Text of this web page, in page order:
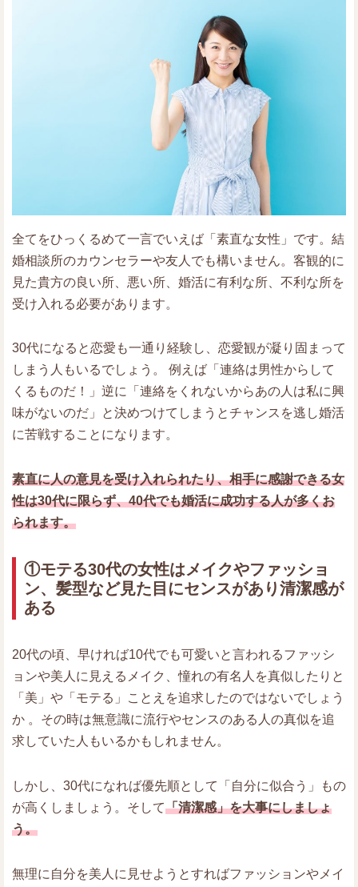
全てをひっくるめて一言でいえば「素直な女性」です。結
婚相談所のカウンセラーや友人でも構いません。客観的に
見た貴方の良い所、悪い所、婚活に有利な所、不利な所を
受け入れる必要があります。
30代になると恋愛も一通り経験し、恋愛観が凝り固まって
しまう人もいるでしょう。 例えば「連絡は男性からして
くるものだ！」逆に「連絡をくれないからあの人は私に興
味がないのだ」と決めつけてしまうとチャンスを逃し婚活
に苦戦することになります。
素直に人の意見を受け入れられたり、相手に感謝できる女
性は30代に限らず、40代でも婚活に成功する人が多くお
られます。
①モテる30代の女性はメイクやファッショ
ン、髪型など見た目にセンスがあり清潔感が
ある
20代の頃、早ければ10代でも可愛いと言われるファッシ
ョンや美人に見えるメイク、憧れの有名人を真似したりと
「美」や「モテる」ことえを追求したのではないでしょう
か 。その時は無意識に流行やセンスのある人の真似を追
求していた人もいるかもしれません。
しかし、30代になれば優先順として「自分に似合う」もの
が高くしましょう。そして「清潔感」を大事にしましょ
う。
無理に自分を美人に見せようとすればファッションやメイ